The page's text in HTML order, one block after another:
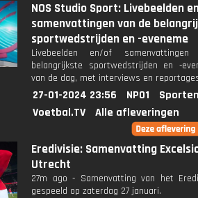
NOS Studio Sport: Livebeelden
samenvattingen van de
sportwedstrijden en -eveneme
Livebeelden en/of
belangrijkste sportwedstrijden en -
van de dag, met interviews en
27-01-2024 23:56 NPO1
Voetbal.TV
Alle afleveringen
Eredivisie: Samenvatting
Utrecht
27m ago - Samenvatting van het
gespeeld op zaterdag 27 januari.